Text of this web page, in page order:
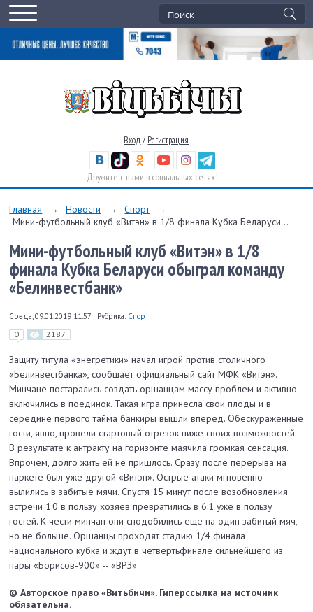
Вход / Регистрация
Дружите с нами в социальных сетях!
Главная → Новости → Спорт
→
Мини-футбольный клуб «Витэн» в 1/8 финала Кубка Беларуси...
Мини-футбольный клуб «Витэн» в 1/8
финала Кубка Беларуси обыграл команду
«Белинвестбанк»
Среда, 09.01.2019 11:57 | Рубрика: Спорт
0 2187
Защиту титула «энегретики» начал игрой против столичного
«Белинвестбанка», сообщает официальный сайт МФК «Витэн».
Минчане постарались создать оршанцам массу проблем и активно
включились в поединок. Такая игра принесла свои плоды и в
середине первого тайма банкиры вышли вперед. Обескураженные
гости, явно, провели стартовый отрезок ниже своих возможностей.
В результате к антракту на горизонте маячила громкая сенсация.
Впрочем, долго жить ей не пришлось. Сразу после перерыва на
паркете был уже другой «Витэн». Острые атаки мгновенно
вылились в забитые мячи. Спустя 15 минут после возобновления
встречи 1:0 в пользу хозяев превратились в 6:1 уже в пользу
гостей. К чести минчан они сподобились еще на один забитый мяч,
но не больше. Оршанцы проходят стадию 1/4 финала
национального кубка и ждут в четвертьфинале сильнейшего из
пары «Борисов-900» -- «ВРЗ».
© Авторское право «Витьбичи». Гиперссылка на источник
обязательна.